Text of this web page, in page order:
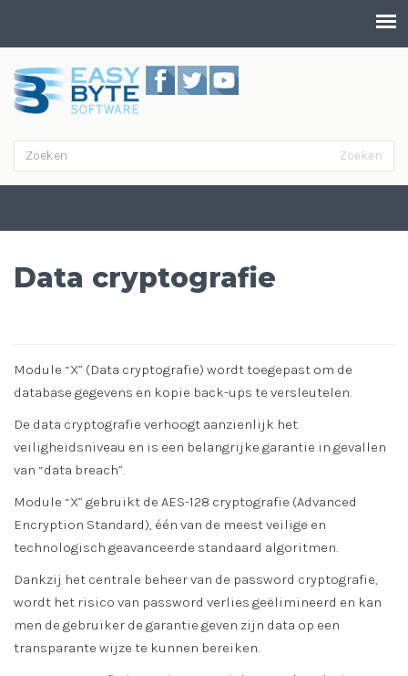
Zoekveld
Zoeken
Zoeken
Data cryptografie
Module “X” (Data cryptografie) wordt toegepast om de
database gegevens en kopie back-ups te versleutelen.
De data cryptografie verhoogt aanzienlijk het
veiligheidsniveau en is een belangrijke garantie in gevallen
van “data breach”.
Module “X” gebruikt de AES-128 cryptografie (Advanced
Encryption Standard), één van de meest veilige en
technologisch geavanceerde standaard algoritmen.
Dankzij het centrale beheer van de password cryptografie,
wordt het risico van password verlies geëlimineerd en kan
men de gebruiker de garantie geven zijn data op een
transparante wijze te kunnen bereiken.